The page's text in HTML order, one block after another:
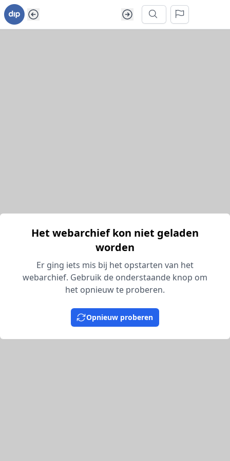
Ga naar inhoud van webarchief
Zoek in dit webarchief
Het webarchief kon niet geladen
worden
Er ging iets mis bij het opstarten van het
webarchief. Gebruik de onderstaande knop om
het opnieuw te proberen.
Opnieuw proberen